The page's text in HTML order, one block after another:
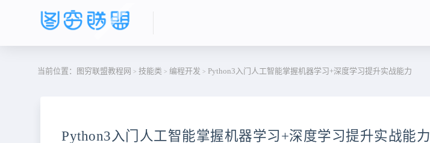
当前位置： 图穷联盟教程网 > 技能类 > 编程开发 > Python3入门人工智能掌握机器学习+深度学习提升实战能力
Python3入门人工智能掌握机器学习+深度学习提升实战能力